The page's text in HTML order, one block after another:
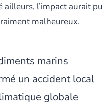
ailleurs, l’impact aurait pu
malheureux.
marins
un accident local
globale